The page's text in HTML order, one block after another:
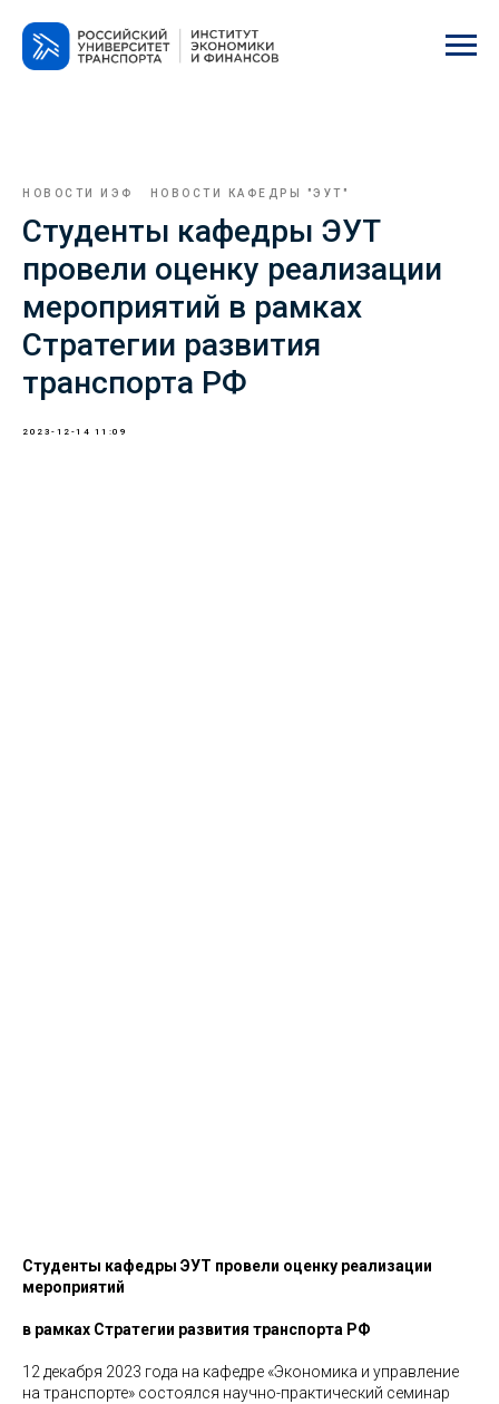
НОВОСТИ ИЭФ НОВОСТИ КАФЕДРЫ "ЭУТ"
Студенты кафедры ЭУТ
провели оценку реализации
мероприятий в рамках
Стратегии развития
транспорта РФ
2023-12-14 11:09
Студенты кафедры ЭУТ провели оценку реализации
мероприятий
в рамках Стратегии развития транспорта РФ
12 декабря 2023 года на кафедре «Экономика и управление
на транспорте» состоялся научно-практический семинар